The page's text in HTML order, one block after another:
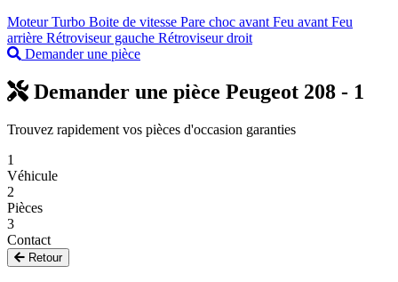
MoteurTurbo Boite de vitesse Pare choc avant Feu avant Feu
arrière Rétroviseur gauche Rétroviseur droit
Demander une pièce
Demander une pièce Peugeot 208 - 1
Trouvez rapidement vos pièces d'occasion garanties
1
Véhicule
2
Pièces
3
Contact
Retour